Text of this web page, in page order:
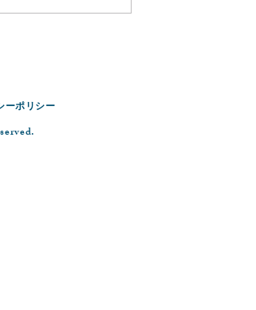
ーポリシー